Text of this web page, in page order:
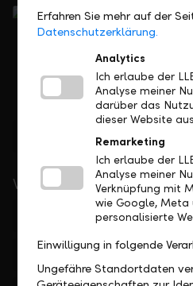
Standorte
Wichtige Links
Erfahren Sie mehr auf der
Datenschutzerklärung.
Analytics
Ich erlaube der
Analyse meiner
darüber das
dieser Website
Remarketing
Ich erlaube der
Analyse meiner
Verknüpfung mit
wie Google, Meta
personalisierte
Einwilligung in folgende
Ungefähre Standortdaten